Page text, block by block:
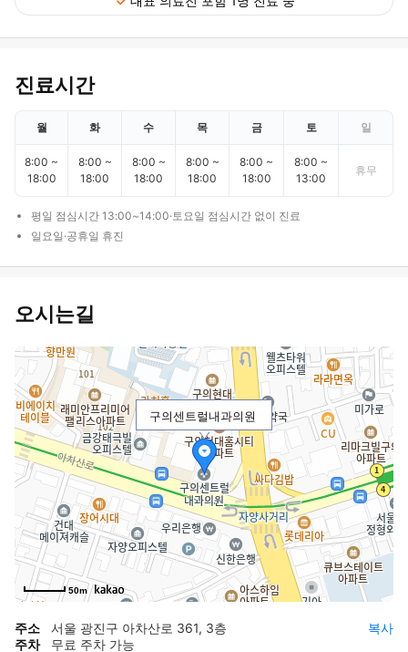
진료시간
월 화 수 목 금 토 일
8:00 ~
18:00
8:00 ~
18:00
8:00 ~
18:00
8:00 ~
18:00
8:00 ~
18:00
8:00 ~
13:00
휴무
평일 점심시간 13:00~14:00·토요일 점심시간 없이 진료
일요일·공휴일 휴진
오시는길
구의센트럴내과의원
50m
주소 서울 광진구 아차산로 361, 3층
복사
주차
무료 주차 가능